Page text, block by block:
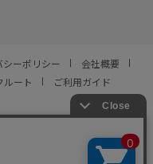
シーポリシー
会社概要
ルート ご利用ガイド
RESERVED.